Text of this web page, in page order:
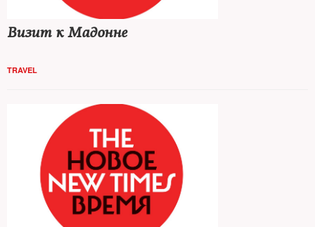
Визит к Мадонне
TRAVEL